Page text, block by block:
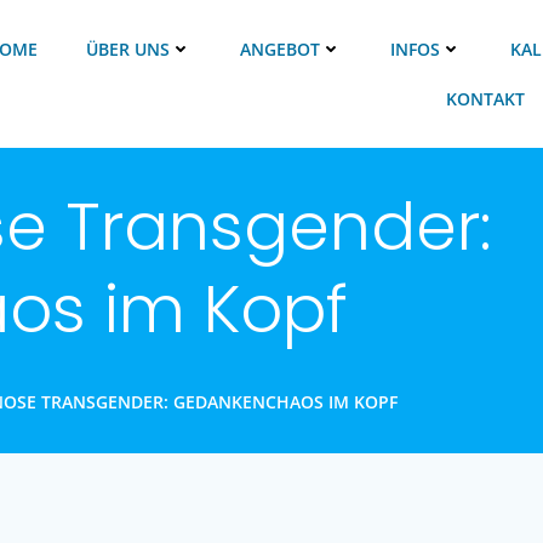
ÜBER UNS ANGEBOT INFOS
KONTAKT
Transgender:
im Kopf
TRANSGENDER: GEDANKENCHAOS IM KOPF